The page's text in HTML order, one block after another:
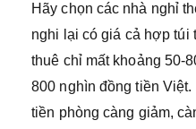
Hãy chọn các nhà nghỉ
nghi lại có giá cả hợp túi
thuê chỉ mất khoảng 50-
800 nghìn đồng tiền
tiền phòng càng giảm,